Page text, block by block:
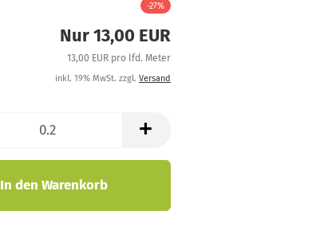
-27%
Nur 13,00 EUR
13,00 EUR pro lfd. Meter
inkl. 19% MwSt. zzgl. Versand
In den Warenkorb